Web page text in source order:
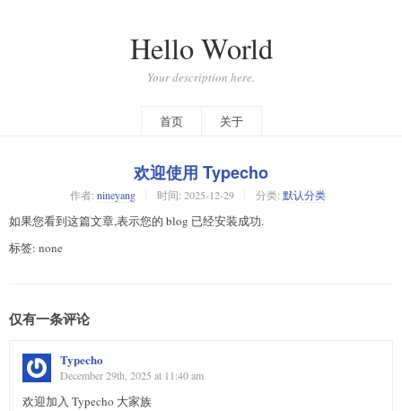
Hello World
Your description here.
首页 关于
欢迎使用 Typecho
作者: nineyang 时间: 2025-12-29 分类: 默认分类
如果您看到这篇文章,表示您的 blog 已经安装成功.
标签: none
仅有一条评论
Typecho
December 29th, 2025 at 11:40 am
欢迎加入 Typecho 大家族